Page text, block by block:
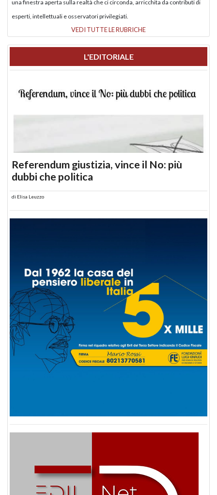
una finestra aperta sulla realtà che ci circonda, arricchita da contributi di
esperti, intellettuali e osservatori privilegiati.
VEDI TUTTE LE RUBRICHE
L'EDITORIALE
Referendum giustizia, vince il No: più
dubbi che politica
di Elisa Leuzzo